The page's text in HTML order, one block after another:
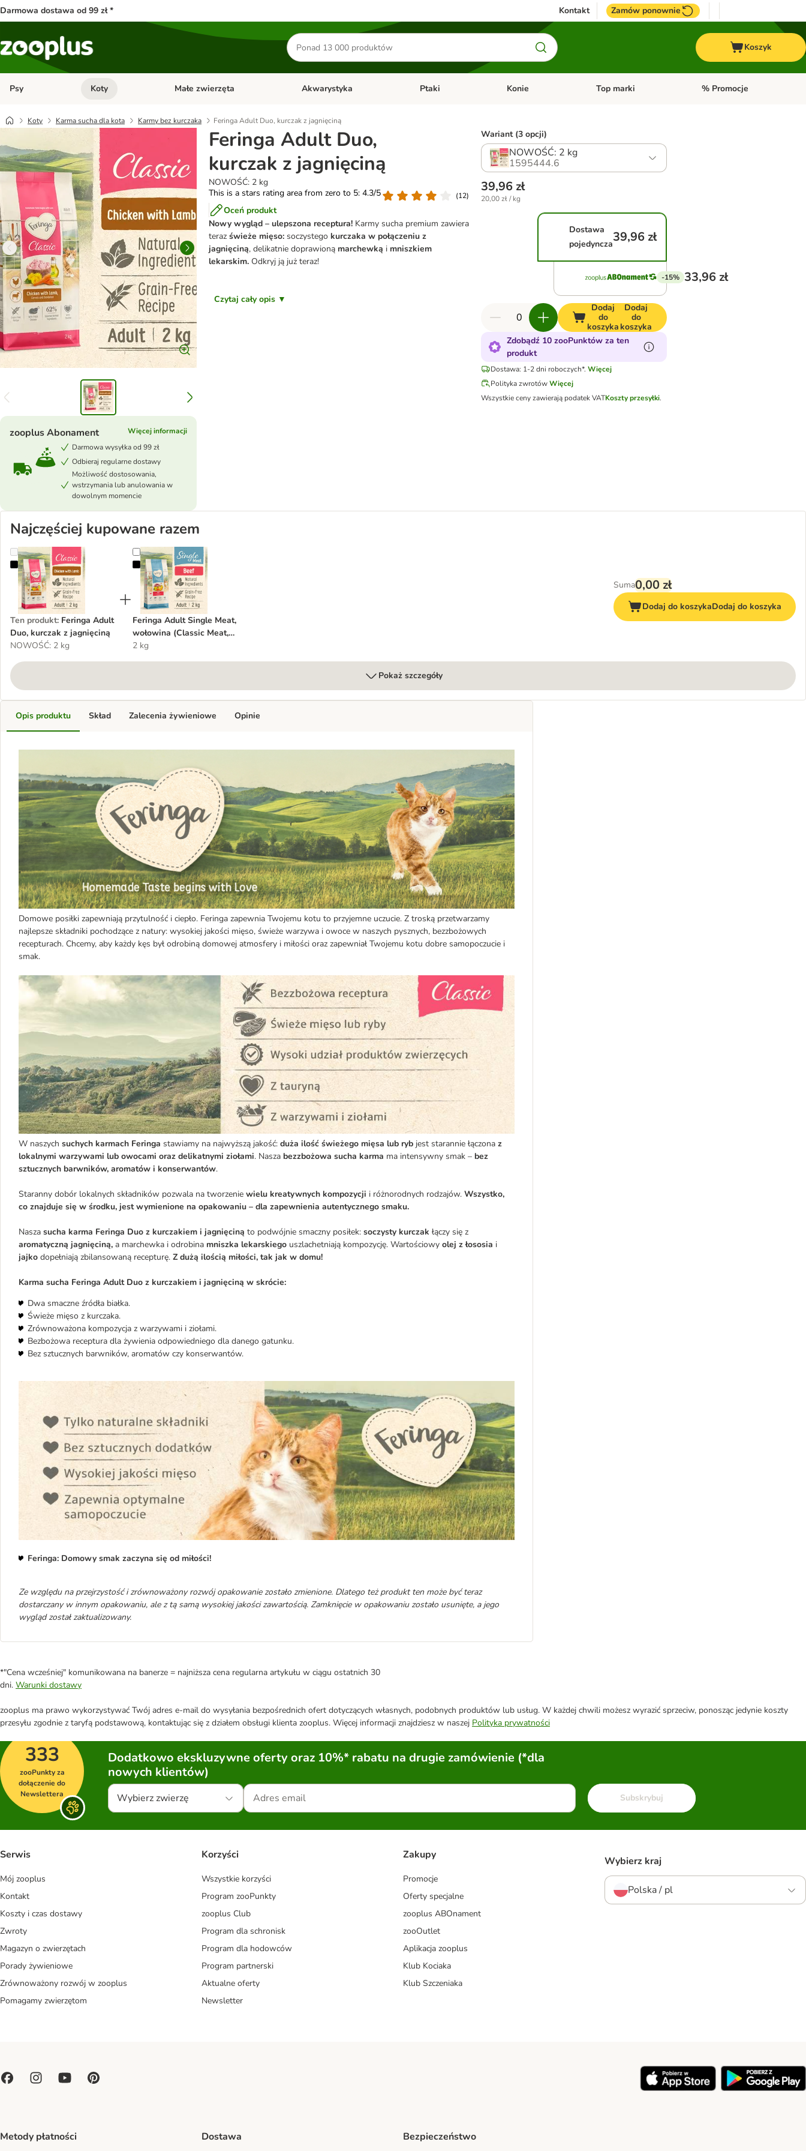
Darmowa dostawa od 99 zł * Kontakt Zamów ponownie
Szukaj
produktów
Koszyk
Psy Otwórz menu kategorii: Psy
Koty Otwórz menu kategorii: Koty
Małe zwierzęta Otwórz menu kategorii: Małe zwierzęta
Akwarystyka Otwórz menu kategorii: Akwarystyka
Ptaki Otwórz menu kategorii: Ptaki
Konie Otwórz menu kategorii: Konie
Top marki Otwórz menu kategorii: Top
% Promocje
Koty Karma sucha dla kota Karmy bez kurczaka Feringa Adult Duo, kurczak z jagnięciną
Feringa Adult Duo,
kurczak z jagnięciną
NOWOŚĆ: 2 kg
This is a stars rating area from zero to 5: 4.3/5
(12)
Oceń produkt
Nowy wygląd – ulepszona receptura! Karmy sucha premium zawiera
teraz świeże mięso: soczystego kurczaka w połączeniu z
jagnięciną, delikatnie doprawioną marchewką i mniszkiem
lekarskim. Odkryj ją już teraz!
Czytaj cały opis ▼
zooplus Abonament
Więcej informacji
Darmowa wysyłka od 99 zł
Odbieraj regularne dostawy
Możliwość dostosowania,
wstrzymania lub anulowania w
dowolnym momencie
Wariant (3 opcji)
NOWOŚĆ: 2 kg
1595444.6
39,96 zł
20,00 zł / kg
Dostawa
pojedyncza39,96 zł
-15% 33,96 zł
Dodaj
do
koszyka
Dodaj
do
koszyka
Zdobądź 10 zooPunktów za ten
produkt
Dostawa: 1-2 dni roboczych*. Więcej
Polityka zwrotówWięcej
Wszystkie ceny zawierają podatek VATKoszty przesyłki.
Najczęściej kupowane razem
Feringa Adult Duo, kurczak z jagnięciną
Ten produkt: Feringa Adult
Duo, kurczak z jagnięciną
NOWOŚĆ: 2 kg
Feringa Adult Single Meat, wołowina (Classic Meat, wołowina)
Feringa Adult Single Meat,
wołowina (Classic Meat,
wołowina)
2 kg
Suma0,00 zł
Dodaj do koszykaDodaj do koszyka
Pokaż szczegóły
Opis produktu
Domowe posiłki zapewniają przytulność i ciepło. Feringa zapewnia Twojemu kotu to przyjemne uczucie. Z troską przetwarzamy
najlepsze składniki pochodzące z natury: wysokiej jakości mięso, świeże warzywa i owoce w naszych pysznych, bezzbożowych
recepturach. Chcemy, aby każdy kęs był odrobiną domowej atmosfery i miłości oraz zapewniał Twojemu kotu dobre samopoczucie i
smak.
W naszych suchych karmach Feringa stawiamy na najwyższą jakość: duża ilość świeżego mięsa lub ryb jest starannie łączona z
lokalnymi warzywami lub owocami oraz delikatnymi ziołami. Nasza bezzbożowa sucha karma ma intensywny smak – bez
sztucznych barwników, aromatów i konserwantów.
Staranny dobór lokalnych składników pozwala na tworzenie wielu kreatywnych kompozycji i różnorodnych rodzajów. Wszystko,
co znajduje się w środku, jest wymienione na opakowaniu – dla zapewnienia autentycznego smaku.
Nasza sucha karma Feringa Duo z kurczakiem i jagnięciną to podwójnie smaczny posiłek: soczysty kurczak łączy się z
aromatyczną jagnięciną, a marchewka i odrobina mniszka lekarskiego uszlachetniają kompozycję. Wartościowy olej z łososia i
jajko dopełniają zbilansowaną recepturę. Z dużą ilością miłości, tak jak w domu!
Karma sucha Feringa Adult Duo z kurczakiem i jagnięciną w skrócie:
Dwa smaczne źródła białka.
Świeże mięso z kurczaka.
Zrównoważona kompozycja z warzywami i ziołami.
Bezbożowa receptura dla żywienia odpowiedniego dla danego gatunku.
Bez sztucznych barwników, aromatów czy konserwantów.
Feringa: Domowy smak zaczyna się od miłości!
Ze względu na przejrzystość i zrównoważony rozwój opakowanie zostało zmienione. Dlatego też produkt ten może być teraz
dostarczany w innym opakowaniu, ale z tą samą wysokiej jakości zawartością. Zamknięcie w opakowaniu zostało usunięte, a jego
wygląd został zaktualizowany.
Skład Zalecenia żywieniowe Opinie
*"Cena wcześniej" komunikowana na banerze = najniższa cena regularna artykułu w ciągu ostatnich 30
dni. Warunki dostawy
zooplus ma prawo wykorzystywać Twój adres e-mail do wysyłania bezpośrednich ofert dotyczących własnych, podobnych produktów lub usług. W każdej chwili możesz wyrazić sprzeciw, ponosząc jedynie koszty
przesyłu zgodnie z taryfą podstawową, kontaktując się z działem obsługi klienta zooplus. Więcej informacji znajdziesz w naszej Polityka prywatności
333
zooPunkty za
dołączenie do
Newslettera
Dodatkowo ekskluzywne oferty oraz 10%* rabatu na drugie zamówienie (*dla
nowych klientów)
Wybierz zwierzę Subskrybuj
Serwis
Mój zooplus
Kontakt
Koszty i czas dostawy
Zwroty
Magazyn o zwierzętach
Porady żywieniowe
Zrównoważony rozwój w zooplus
Pomagamy zwierzętom
Korzyści
Wszystkie korzyści
Program zooPunkty
zooplus Club
Program dla schronisk
Program dla hodowców
Program partnerski
Aktualne oferty
Newsletter
Zakupy
Promocje
Oferty specjalne
zooplus ABOnament
zooOutlet
Aplikacja zooplus
Klub Kociaka
Klub Szczeniaka
Wybierz kraj
Polska / pl
Metody płatności Dostawa Bezpieczeństwo